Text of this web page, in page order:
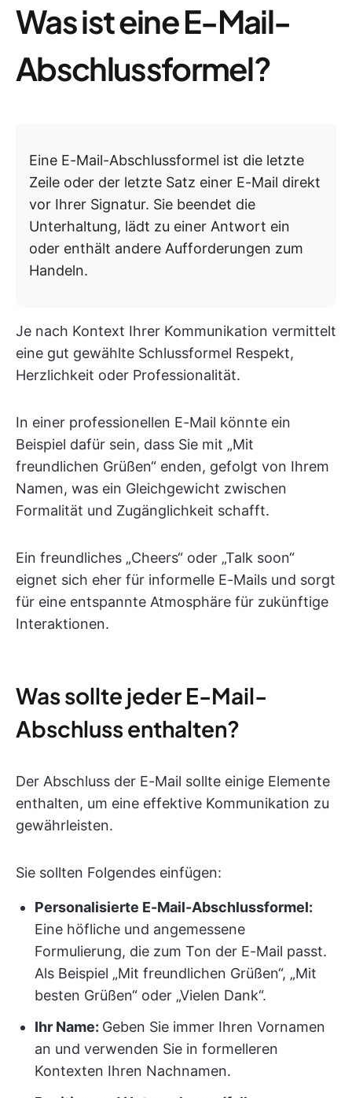
Was ist eine E-Mail-
Abschlussformel?
Eine E-Mail-Abschlussformel ist die letzte
Zeile oder der letzte Satz einer E-Mail direkt
vor Ihrer Signatur. Sie beendet die
Unterhaltung, lädt zu einer Antwort ein
oder enthält andere Aufforderungen zum
Handeln.
Je nach Kontext Ihrer Kommunikation vermittelt
eine gut gewählte Schlussformel Respekt,
Herzlichkeit oder Professionalität.
In einer professionellen E-Mail könnte ein
Beispiel dafür sein, dass Sie mit „Mit
freundlichen Grüßen“ enden, gefolgt von Ihrem
Namen, was ein Gleichgewicht zwischen
Formalität und Zugänglichkeit schafft.
Ein freundliches „Cheers“ oder „Talk soon“
eignet sich eher für informelle E-Mails und sorgt
für eine entspannte Atmosphäre für zukünftige
Interaktionen.
Was sollte jeder E-Mail-
Abschluss enthalten?
Der Abschluss der E-Mail sollte einige Elemente
enthalten, um eine effektive Kommunikation zu
gewährleisten.
Sie sollten Folgendes einfügen:
Personalisierte E-Mail-Abschlussformel:
Eine höfliche und angemessene
Formulierung, die zum Ton der E-Mail passt.
Als Beispiel „Mit freundlichen Grüßen“, „Mit
besten Grüßen“ oder „Vielen Dank“.
Ihr Name: Geben Sie immer Ihren Vornamen
an und verwenden Sie in formelleren
Kontexten Ihren Nachnamen.